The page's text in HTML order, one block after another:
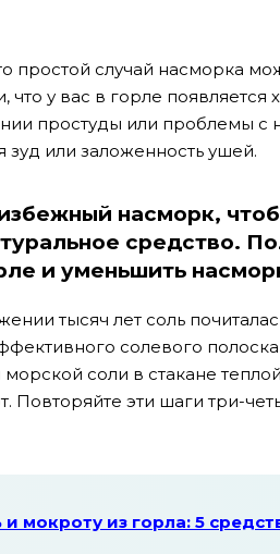
простой случай насморка
у вас в горле появляется
простуды или проблемы с
зуд или заложенность ушей.
насморк,
средство.
и уменьшить
тысяч лет соль
солевого
соли в стакане
Повторяйте эти шаги три-
и мокроту из горла: 5